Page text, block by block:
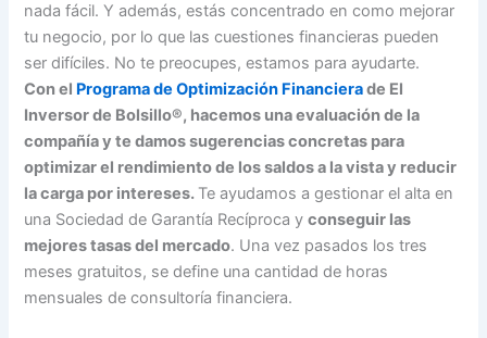
nada fácil. Y además, estás concentrado en como mejorar
tu negocio, por lo que las cuestiones financieras pueden
ser difíciles. No te preocupes, estamos para ayudarte.
Con el Programa de Optimización Financierade El
Inversor de Bolsillo®, hacemos una evaluación de la
compañía y te damos sugerencias concretas para
optimizar el rendimiento de los saldos a la vista y reducir
la carga por intereses. Te ayudamos a gestionar el alta en
una Sociedad de Garantía Recíproca yconseguir las
mejores tasas del mercado. Una vez pasados los tres
meses gratuitos, se define una cantidad de horas
mensuales de consultoría financiera.